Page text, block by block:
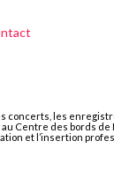
concerts, les
Centre des bords
et l’insertion